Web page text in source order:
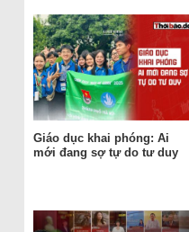
Giáo dục khai phóng: Ai
mới đang sợ tự do tư duy